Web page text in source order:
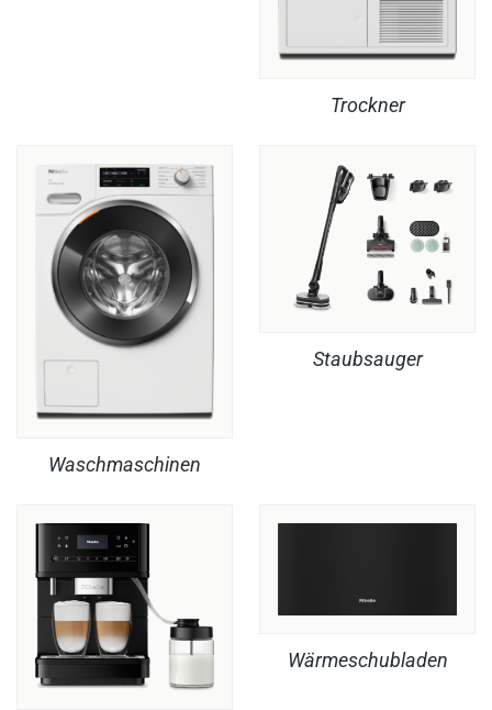
Trockner
Waschmaschinen
Staubsauger
Wärmeschubladen